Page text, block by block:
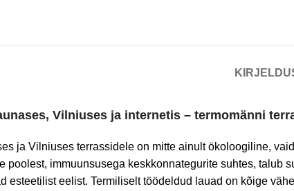
Vilniuses ja internetis – termomänni
ja Vilniuses terrassidele on mitte ainult ökoloogiline,
poolest, immuunsusega keskkonnategurite suhtes,
esteetilist eelist. Termiliselt töödeldud lauad on kõige